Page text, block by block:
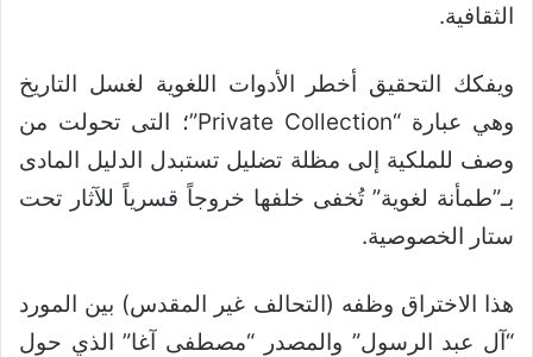
الثقافية.
ويفكك التحقيق أخطر الأدوات اللغوية لغسل التاريخ
وهي عبارة “Private Collection”؛ التى تحولت من
وصف للملكية إلى مظلة تضليل تستبدل الدليل المادى
بـ”طمأنة لغوية” تُخفى خلفها خروجاً قسرياً للآثار تحت
ستار الخصوصية.
هذا الاختراق وظفه (التحالف غير المقدس) بين المورد
“آل عبد الرسول” والمصدر “مصطفى آغا” الذي حول